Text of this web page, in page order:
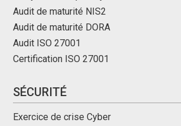
Audit de maturité NIS2
Audit de maturité DORA
Audit ISO 27001
Certification ISO 27001
SÉCURITÉ
Exercice de crise Cyber